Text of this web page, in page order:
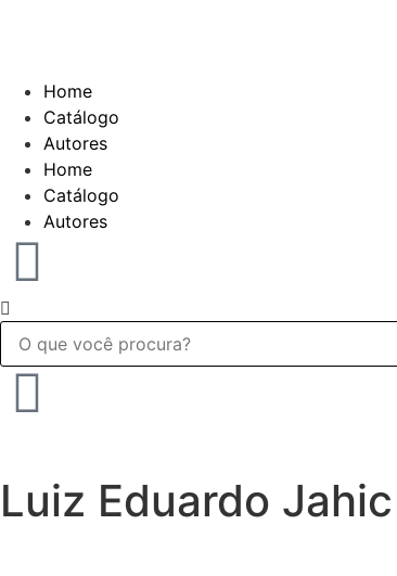
Home
Catálogo
Autores
Home
Catálogo
Autores
Luiz Eduardo Jahic